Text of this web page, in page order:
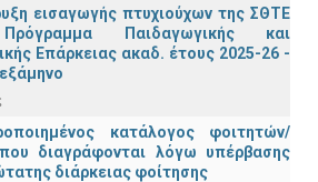
εισαγωγής πτυχιούχων της ΣΘΤΕ
Παιδαγωγικής και
Επάρκειας ακαδ. έτους 2025-26 -
κατάλογος φοιτητών/
διαγράφονται λόγω υπέρβασης
διάρκειας φοίτησης